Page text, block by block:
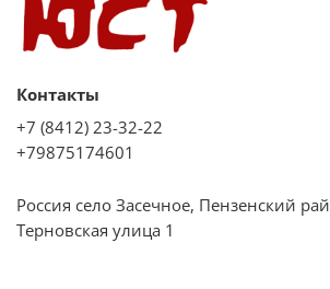
Контакты
+7 (8412) 23-32-22
+79875174601
Россия село Засечное, Пензенский
Терновская улица 1